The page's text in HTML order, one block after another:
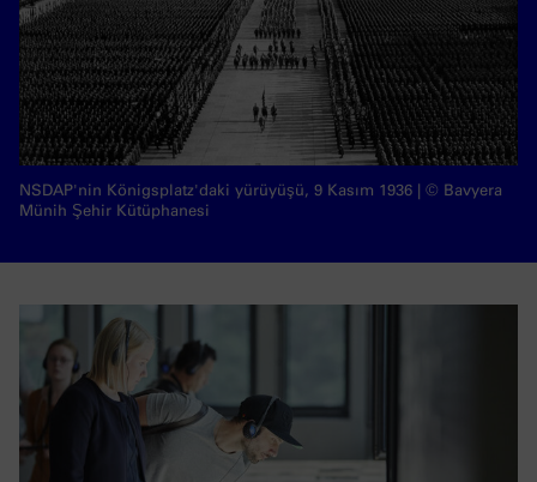
NSDAP'nin Königsplatz'daki yürüyüşü, 9 Kasım 1936 | © Bavyera
Münih Şehir Kütüphanesi